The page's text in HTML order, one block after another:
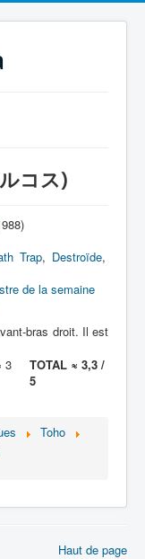
(電脳 警
コス)
Trap, Destroïde,
de la semaine
bras droit. Il est
3
TOTAL ≈ 3,3 /
5
Toho
Haut de page